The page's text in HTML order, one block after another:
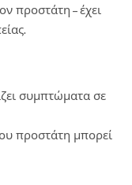
προστάτη – έχει
συμπτώματα σε
προστάτη μπορεί